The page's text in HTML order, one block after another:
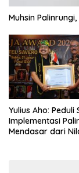
Muhsin
Yulius Aho: Peduli
Implementasi
Mendasar dari